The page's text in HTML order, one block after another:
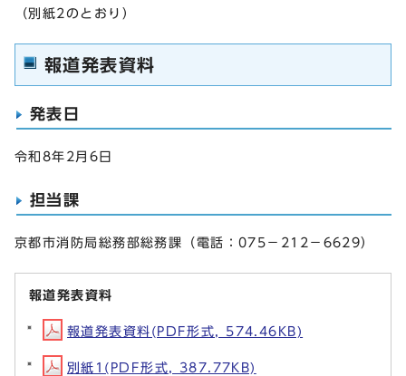
（別紙2のとおり）
報道発表資料
発表日
令和8年2月6日
担当課
京都市消防局総務部総務課（電話：075－212－6629）
報道発表資料
報道発表資料(PDF形式, 574.46KB)
別紙1(PDF形式, 387.77KB)